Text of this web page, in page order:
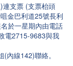
連支票 (支票枱頭
金巴利道25號長利
於一星期內由電話
電2715-9683與我
內線142)聯絡。